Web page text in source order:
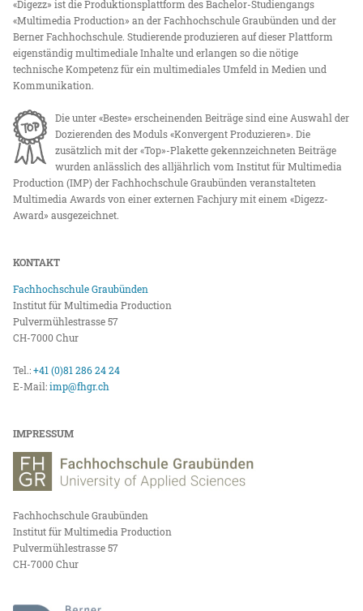
«Digezz» ist die Produktionsplattform des Bachelor-Studiengangs
«Multimedia Production» an der Fachhochschule Graubünden und der
Berner Fachhochschule. Studierende produzieren auf dieser Plattform
eigenständig multimediale Inhalte und erlangen so die nötige
technische Kompetenz für ein multimediales Umfeld in Medien und
Kommunikation.
Die unter «Beste» erscheinenden Beiträge sind eine Auswahl der
Dozierenden des Moduls «Konvergent Produzieren». Die
zusätzlich mit der «Top»-Plakette gekennzeichneten Beiträge
wurden anlässlich des alljährlich vom Institut für Multimedia
Production (IMP) der Fachhochschule Graubünden veranstalteten
Multimedia Awards von einer externen Fachjury mit einem «Digezz-
Award» ausgezeichnet.
KONTAKT
Fachhochschule Graubünden
Institut für Multimedia Production
Pulvermühlestrasse 57
CH-7000 Chur
Tel.:+41 (0)81 286 24 24
E-Mail:imp@fhgr.ch
IMPRESSUM
Fachhochschule Graubünden
Institut für Multimedia Production
Pulvermühlestrasse 57
CH-7000 Chur